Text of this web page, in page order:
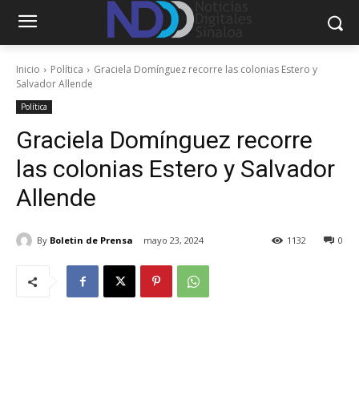
Inicio Política
Graciela Domínguez recorre las colonias Estero y
Salvador Allende
Política
Graciela Domínguez recorre
las colonias Estero y Salvador
Allende
By Boletin de Prensa mayo 23, 2024 0
1132